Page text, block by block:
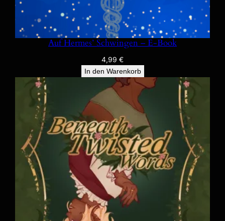
Auf Hermes’ Schwingen – E-Book
4,99 €
In den Warenkorb